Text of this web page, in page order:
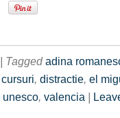
| Taggedadina
cursuri, distractie, el
unesco, valencia |